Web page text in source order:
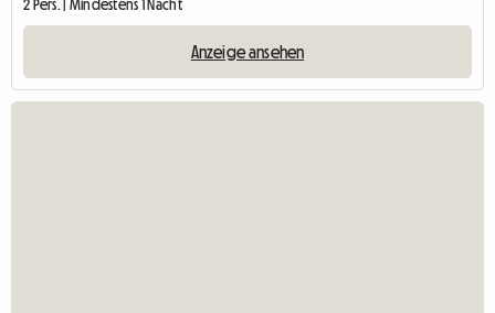
2 Pers. | Mindestens 1 Nacht
Anzeige ansehen